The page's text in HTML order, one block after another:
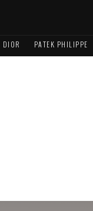
DIOR PATEK PHILIPPE